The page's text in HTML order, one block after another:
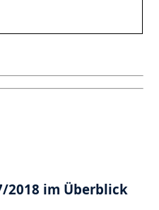
2018 im Überblick